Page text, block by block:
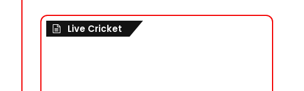
Live Cricket